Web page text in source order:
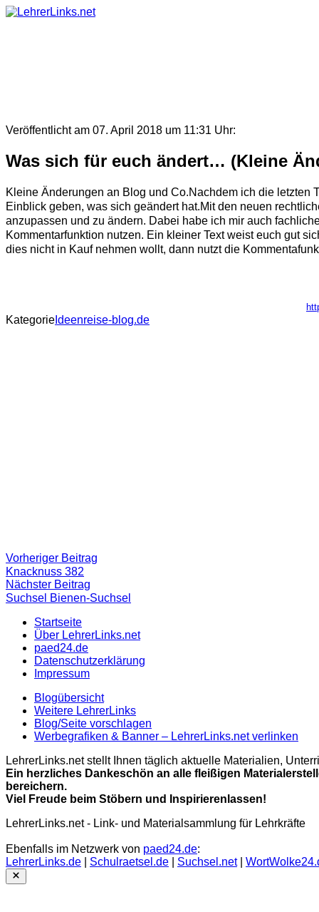
Skip
Veröffentlicht am 07. April 2018 um 11:31 Uhr:
Was sich für euch ändert… (Kleine
Kleine Änderungen an Blog und Co.Nachdem ich die
Einblick geben, was sich geändert hat.Mit den neuen
anzupassen und zu ändern. Dabei habe ich mir auch
Kommentarfunktion nutzen. Ein kleiner Text weist euch gut
dies nicht in Kauf nehmen wollt, dann nutzt die
Kategorie Ideenreise-blog.de
Beitragsnavigation
Vorheriger Beitrag
Knacknuss 382
Nächster Beitrag
Beitrag
Suchsel Bienen-Suchsel
Startseite
Über LehrerLinks.net
paed24.de
Datenschutzerklärung
Impressum
Blogübersicht
Weitere LehrerLinks
Blog/Seite vorschlagen
Werbegrafiken & Banner – LehrerLinks.net verlinken
LehrerLinks.net stellt Ihnen täglich aktuelle Materialien,
Ein herzliches Dankeschön an alle fleißigen
bereichern.
Viel Freude beim Stöbern und Inspirierenlassen!
LehrerLinks.net - Link- und Materialsammlung für Lehrkräfte
Ebenfalls im Netzwerk von paed24.de:
LehrerLinks.de
Schulraetsel.de Suchsel.net|
Close